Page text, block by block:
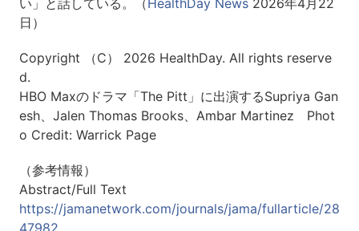
い」と話している。（HealthDay News2026年4月22
日）
Copyright （C） 2026 HealthDay. All rights reserve
d.
HBO Maxのドラマ「The Pitt」に出演するSupriya Gan
esh、Jalen Thomas Brooks、Ambar Martinez Phot
o Credit: Warrick Page
（参考情報）
Abstract/Full Text
https://jamanetwork.com/journals/jama/fullarticle/28